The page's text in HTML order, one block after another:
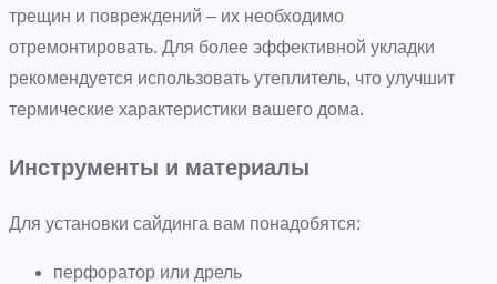
трещин и повреждений – их необходимо
отремонтировать. Для более эффективной укладки
рекомендуется использовать утеплитель, что улучшит
термические характеристики вашего дома.
Инструменты и материалы
Для установки сайдинга вам понадобятся:
перфоратор или дрель